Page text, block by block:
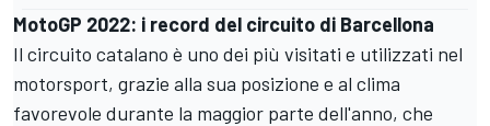
MotoGP 2022: i record del circuito di Barcellona
Il circuito catalano è uno dei più visitati e utilizzati nel
motorsport, grazie alla sua posizione e al clima
favorevole durante la maggior parte dell'anno, che